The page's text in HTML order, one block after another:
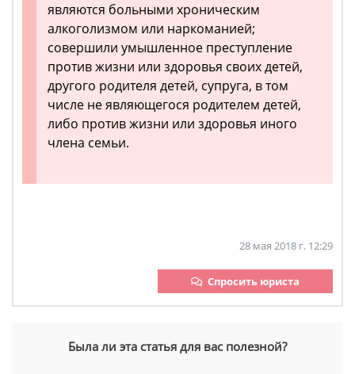
являются больными хроническим
алкоголизмом или наркоманией;
совершили умышленное преступление
против жизни или здоровья своих детей,
другого родителя детей, супруга, в том
числе не являющегося родителем детей,
либо против жизни или здоровья иного
члена семьи.
28 мая 2018 г. 12:29
Спросить юриста
Была ли эта статья для вас полезной?